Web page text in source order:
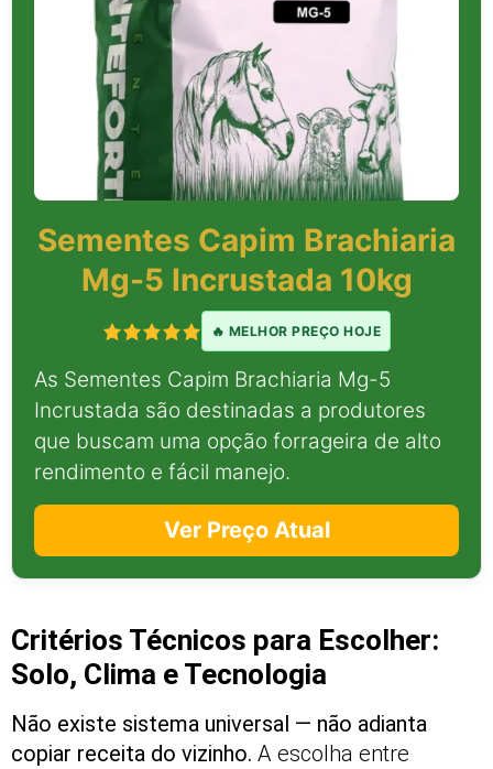
Sementes Capim Brachiaria
Mg-5 Incrustada 10kg
🔥 MELHOR PREÇO HOJE
As Sementes Capim Brachiaria Mg-5
Incrustada são destinadas a produtores
que buscam uma opção forrageira de alto
rendimento e fácil manejo.
Ver Preço Atual
Critérios Técnicos para Escolher:
Solo, Clima e Tecnologia
Não existe sistema universal — não adianta
copiar receita do vizinho. A escolha entre